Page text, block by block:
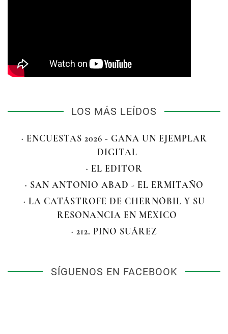
LOS MÁS LEÍDOS
· ENCUESTAS 2026 - GANA UN EJEMPLAR
DIGITAL
· EL EDITOR
· SAN ANTONIO ABAD - EL ERMITAÑO
· LA CATÁSTROFE DE CHERNÓBIL Y SU
RESONANCIA EN MÉXICO
· 212. PINO SUÁREZ
SÍGUENOS EN FACEBOOK